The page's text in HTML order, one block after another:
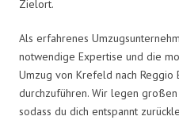
Zielort.
Als erfahrenes
notwendige Expertise und die
Umzug von Krefeld nach
durchzuführen. Wir legen
sodass du dich entspannt